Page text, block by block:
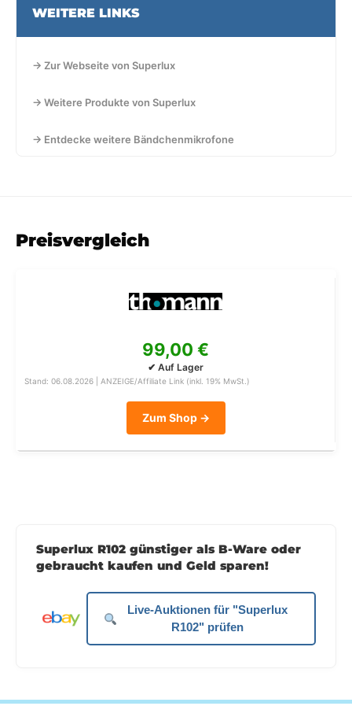
WEITERE LINKS
→ Zur Webseite von Superlux
→ Weitere Produkte von Superlux
→ Entdecke weitere Bändchenmikrofone
Preisvergleich
99,00 €
✔ Auf Lager
Stand: 06.08.2026 | ANZEIGE/Affiliate Link (inkl. 19% MwSt.)
Zum Shop →
Superlux R102 günstiger als B-Ware oder
gebraucht kaufen und Geld sparen!
Live-Auktionen für "Superlux
R102" prüfen